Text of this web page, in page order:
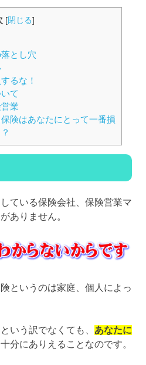
[閉じる]
とし穴
るな！
て
業
険はあなたにとって一番損
ている保険会社、保険営業マ
ありません。
というのは家庭、個人によっ
いう訳でなくても、 あなたに
分にありえることなのです。